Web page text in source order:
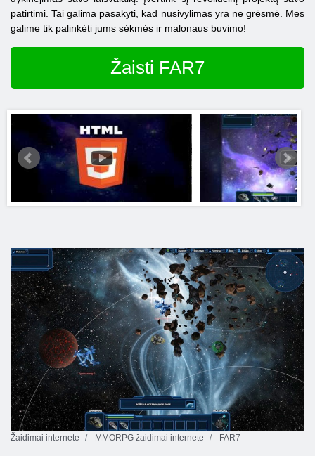
patirtimi. Tai galima pasakyti, kad nusivylimas yra ne grėsmė. Mes
galime tik palinkėti jums sėkmės ir malonaus buvimo!
Žaisti FAR7
Žaidimai internete MMORPG žaidimai internete FAR7